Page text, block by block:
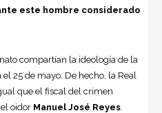
este hombre considerado
compartían la ideología de la
25 de mayo. De hecho, la Real
que el fiscal del crimen
oidor Manuel José Reyes